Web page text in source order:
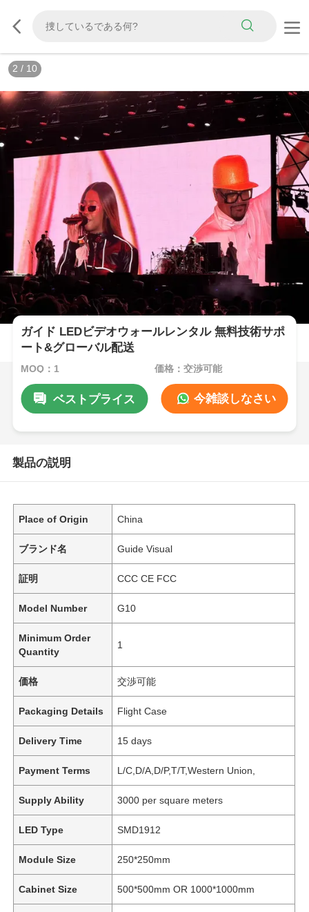
3 / 10
ガイド LEDビデオウォールレンタル 無料技術サポ
ート&グローバル配送
MOQ：1 価格：交渉可能
ベストプライス 今雑談しなさい
製品の説明
Place of Origin China
ブランド名 Guide Visual
証明 CCC CE FCC
Model Number G10
Minimum Order
Quantity
1
価格 交渉可能
Packaging Details Flight Case
Delivery Time 15 days
Payment Terms L/C,D/A,D/P,T/T,Western Union,
Supply Ability 3000 per square meters
LED Type SMD1912
Module Size 250*250mm
Cabinet Size 500*500mm OR 1000*1000mm